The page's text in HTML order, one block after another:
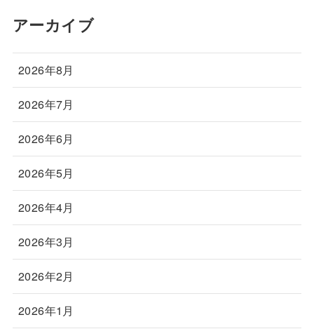
アーカイブ
2026年8月
2026年7月
2026年6月
2026年5月
2026年4月
2026年3月
2026年2月
2026年1月